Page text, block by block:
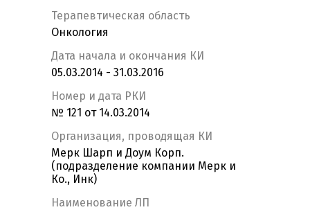
Терапевтическая область
Онкология
Дата начала и окончания КИ
05.03.2014 - 31.03.2016
Номер и дата РКИ
№ 121 от 14.03.2014
Организация, проводящая КИ
Мерк Шарп и Доум Корп.
(подразделение компании Мерк и
Ко., Инк)
Наименование ЛП